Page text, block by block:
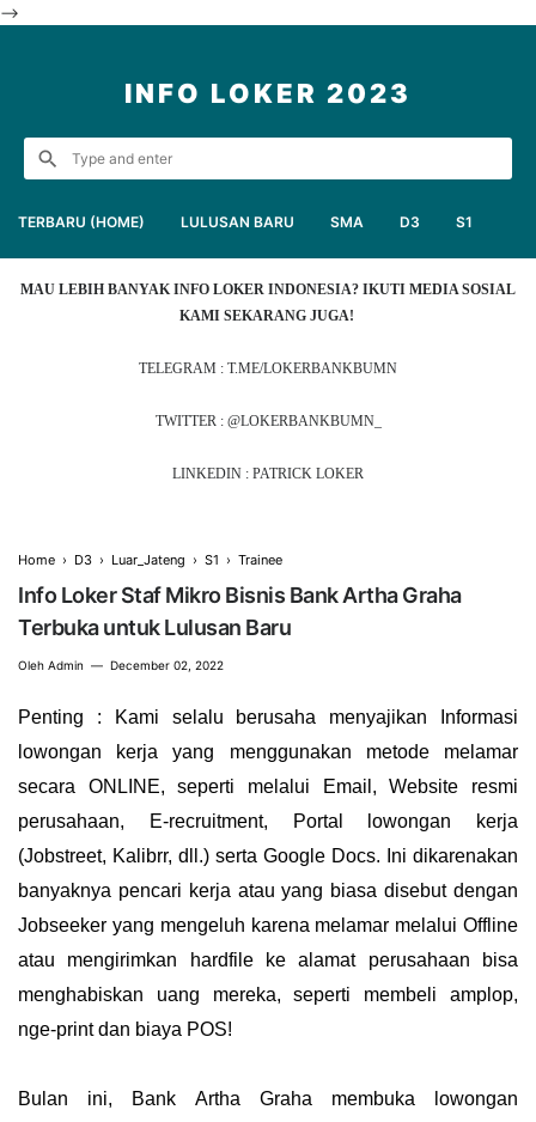
-->
INFO LOKER 2023
TERBARU (HOME) LULUSAN BARU SMA D3 S1
MAU LEBIH BANYAK INFO LOKER INDONESIA? IKUTI MEDIA SOSIAL
KAMI SEKARANG JUGA!
TELEGRAM : T.ME/LOKERBANKBUMN
TWITTER : @LOKERBANKBUMN_
LINKEDIN : PATRICK LOKER
Home › D3 › Luar_Jateng › S1 › Trainee
Info Loker Staf Mikro Bisnis Bank Artha Graha
Terbuka untuk Lulusan Baru
Oleh Admin December 02, 2022
Penting : Kami selalu berusaha menyajikan Informasi
lowongan kerja yang menggunakan metode melamar
secara ONLINE, seperti melalui Email, Website resmi
perusahaan, E-recruitment, Portal lowongan kerja
(Jobstreet, Kalibrr, dll.) serta Google Docs. Ini dikarenakan
banyaknya pencari kerja atau yang biasa disebut dengan
Jobseeker yang mengeluh karena melamar melalui Offline
atau mengirimkan hardfile ke alamat perusahaan bisa
menghabiskan uang mereka, seperti membeli amplop,
nge-print dan biaya POS!
Bulan ini, Bank Artha Graha membuka lowongan